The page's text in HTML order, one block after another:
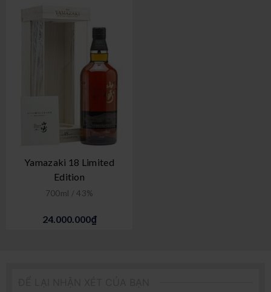
Yamazaki 18 Limited
Edition
700ml / 43%
24.000.000₫